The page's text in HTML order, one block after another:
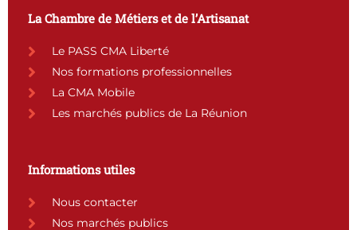
o
o
k
a
g
r
a
m
b
e
e
d
La Chambre de Métiers et de l’Artisanat
Le PASS CMA Liberté
Nos formations professionnelles
La CMA Mobile
Les marchés publics de La Réunion
Informations utiles
Nous contacter
Nos marchés publics